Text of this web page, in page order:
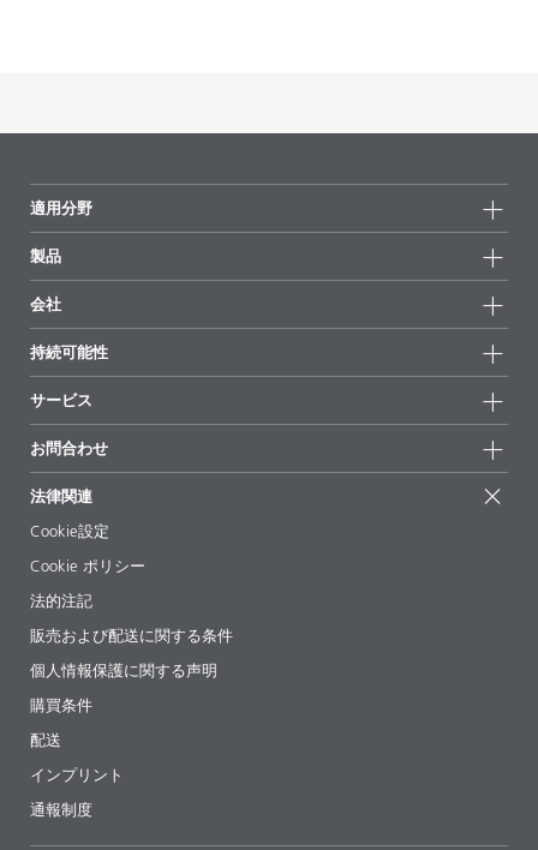
適用分野
製品
全製品
ハイライト
会社
ニュース
拠点と販売代理店
展示会 & イベント
経営陣
持続可能性
持続可能な製品
サクセスストーリー
EcoVadis
証明書
サービス
配合の出発点
論文記事
ebooks(電子書籍)
法令情報
添加剤ガイドアプリ
ビデオ
ダウンロード
お問合わせ
法律関連
Cookie設定
Cookie ポリシー
法的注記
販売および配送に関する条件
個人情報保護に関する声明
購買条件
配送
インプリント
通報制度